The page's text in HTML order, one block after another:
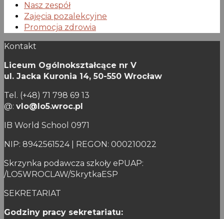
Nasz zespół
Zajęcia pozalekcyjne
Promocja zdrowia
Kontakt
Liceum Ogólnokształcące nr V
ul. Jacka Kuronia 14, 50-550 Wrocław
Tel. (+48) 71 798 69 13
@: vlo@lo5.wroc.pl
IB World School 0971
NIP: 8942561524 | REGON: 000210022
Skrzynka podawcza szkoły ePUAP:
/LO5WROCLAW/SkrytkaESP
SEKRETARIAT
Godziny pracy sekretariatu: